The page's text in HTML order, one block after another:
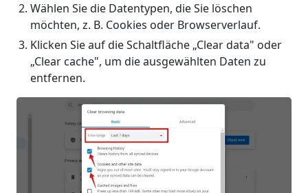
Wählen Sie die Datentypen, die Sie löschen
möchten, z. B. Cookies oder Browserverlauf.
Klicken Sie auf die Schaltfläche „Clear data" oder
„Clear cache", um die ausgewählten Daten zu
entfernen.